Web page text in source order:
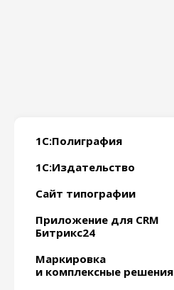
1С:Полиграфия
1С:Издательство
Сайт типографии
Приложение для CRM
Битрикс24
Маркировка
и комплексные решения